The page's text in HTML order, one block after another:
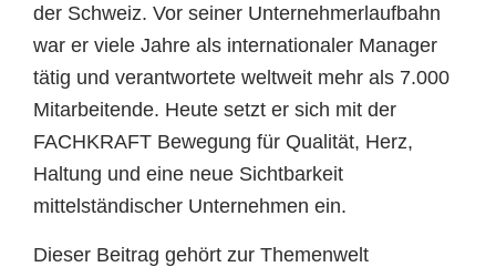
der Schweiz. Vor seiner Unternehmerlaufbahn
war er viele Jahre als internationaler Manager
tätig und verantwortete weltweit mehr als 7.000
Mitarbeitende. Heute setzt er sich mit der
FACHKRAFT Bewegung für Qualität, Herz,
Haltung und eine neue Sichtbarkeit
mittelständischer Unternehmen ein.
Dieser Beitrag gehört zur Themenwelt